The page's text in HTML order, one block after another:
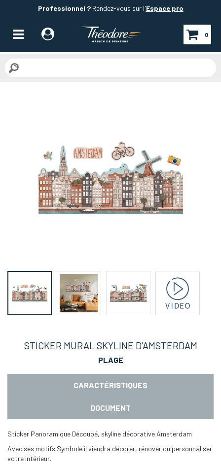
Professionnel ?Rendez-vous sur l'Espace pro
0
STICKER MURAL SKYLINE D'AMSTERDAM
PLAGE
CARACTÉRISTIQUES
DOCUMENT
Sticker Panoramique Découpé, skyline décorative Amsterdam
Avec ses motifs Symbole il viendra décorer, rénover ou personnaliser
votre intérieur.